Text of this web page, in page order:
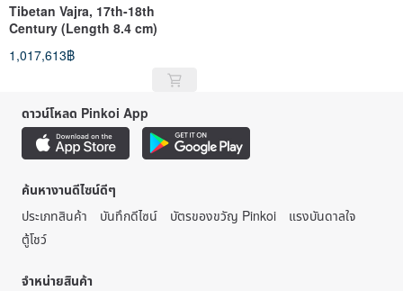
Tibetan Vajra, 17th-18th
Century (Length 8.4 cm)
1,017,613฿
ดาวน์โหลด Pinkoi App
ค้นหางานดีไซน์ดีๆ
ประเภทสินค้า
บันทึกดีไซน์ บัตรของขวัญ Pinkoi
แรงบันดาลใจ
ตู้โชว์
จำหน่ายสินค้า